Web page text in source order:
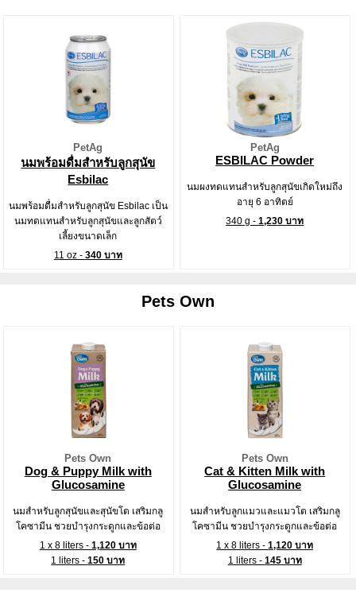
PetAg
นมพร้อมดื่มสำหรับลูกสุนัข
Esbilac
นมพร้อมดื่มสำหรับลูกสุนัข Esbilac เป็น
นมทดแทนสำหรับลูกสุนัขและลูกสัตว์
เลี้ยงขนาดเล็ก
11 oz - 340 บาท
PetAg
ESBILAC Powder
นมผงทดแทนสำหรับลูกสุนัขเกิดใหม่ถึง
อายุ 6 อาทิตย์
340 g -1,230 บาท
Pets Own
Pets Own
Dog & Puppy Milk with
Glucosamine
นมสำหรับลูกสุนัขและสุนัขโต เสริมกลู
โคซามีน ชวยบำรุงกระดูกและข้อต่อ
1 x 8 liters - 1,120 บาท
1 liters -150 บาท
Pets Own
Cat & Kitten Milk with
Glucosamine
นมสำหรับลูกแมวและแมวโต เสริมกลู
โคซามีน ชวยบำรุงกระดูกและข้อต่อ
1 x 8 liters -1,120 บาท
1 liters - 145 บาท